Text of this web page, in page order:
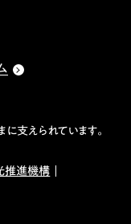
支えられています。
推進機構